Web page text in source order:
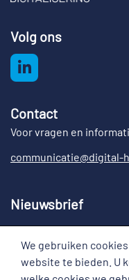
Cookies
We gebruiken
website te bieden. U
Volg ons
Contact
Voor vragen en
communicatie@digital-
Nieuwsbrief
Meld u aan voor de